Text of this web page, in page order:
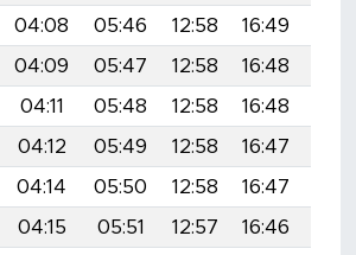
04:08 05:46 12:58 16:49
04:09 05:47 12:58 16:48
04:11 05:48 12:58 16:48
04:12 05:49 12:58 16:47
04:14 05:50 12:58 16:47
04:15 05:51 12:57 16:46